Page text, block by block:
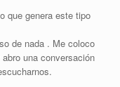
que genera este tipo
de nada . Me coloco
una conversación